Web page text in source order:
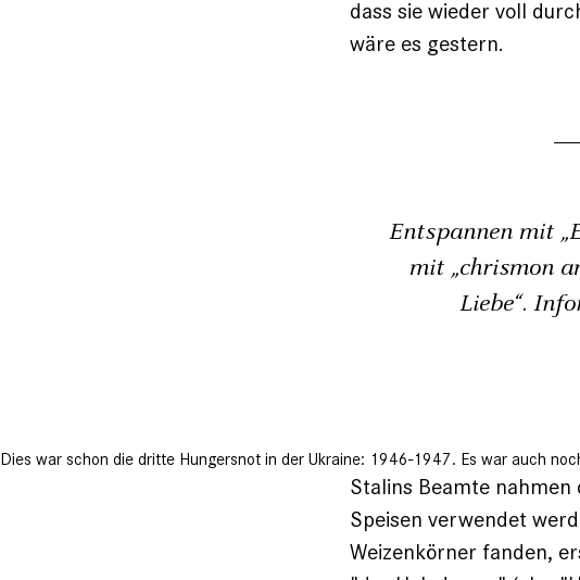
dass sie wieder voll
wäre es gestern.
Entspannen mit
mit „chrismon
Liebe“.
Dies war schon die dritte Hungersnot in der Ukraine: 1946-1947. Es war auch
Stalins Beamte nahmen
Speisen verwendet
Weizenkörner fanden,